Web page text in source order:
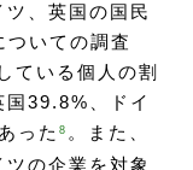
、英国の国民
いての調査
ている個人の割
39.8%、ドイ
った8 。また、
の企業を対象